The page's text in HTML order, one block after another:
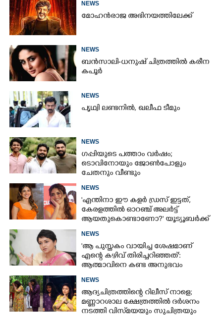
NEWS
മോഹൻരാജ അഭിനയത്തിലേക്ക്
NEWS
ബൻസാലി-ധനുഷ് ചിത്രത്തിൽ കരീന
കപൂർ
NEWS
പൃഥ്വി ലണ്ടനിൽ, ഖലീഫ ടീമും
NEWS
ഗപ്പിയുടെ പത്താം വർഷം;​
ടൊവിനോയും ജോൺപോളും
ചേതനും വീണ്ടും
NEWS
'എന്തിനാ ഈ കളർ ഡ്രസ് ഇട്ടത്,
കേരളത്തിൽ ഓറഞ്ച് അല‌ർട്ട്
ആയതുകൊണ്ടാണോ?' യൂട്യൂബർക്ക്
NEWS
'ആ പുസ്തകം വായിച്ച ശേഷമാണ്
എന്റെ കഴിവ് തിരിച്ചറിഞ്ഞത്':
ആത്മാവിനെ കണ്ട അനുഭവം
NEWS
ആദ്യചിത്രത്തിന്റെ റിലീസ് നാളെ;
മണ്ണാറശാല ക്ഷേത്രത്തിൽ ദർശനം
നടത്തി വിസ്‌മയയും സുചിത്രയും